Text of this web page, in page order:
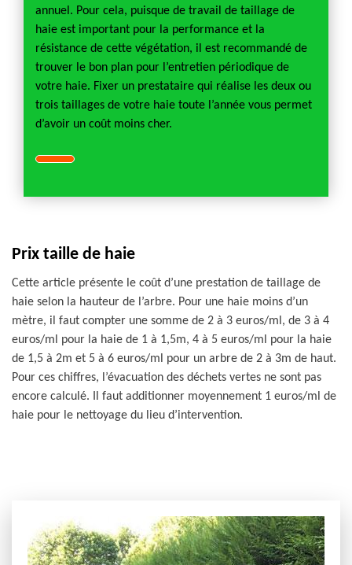
annuel. Pour cela, puisque de travail de taillage de
haie est important pour la performance et la
résistance de cette végétation, il est recommandé de
trouver le bon plan pour l’entretien périodique de
votre haie. Fixer un prestataire qui réalise les deux ou
trois taillages de votre haie toute l’année vous permet
d’avoir un coût moins cher.
Prix taille de haie
Cette article présente le coût d’une prestation de taillage de
haie selon la hauteur de l’arbre. Pour une haie moins d’un
mètre, il faut compter une somme de 2 à 3 euros/ml, de 3 à 4
euros/ml pour la haie de 1 à 1,5m, 4 à 5 euros/ml pour la haie
de 1,5 à 2m et 5 à 6 euros/ml pour un arbre de 2 à 3m de haut.
Pour ces chiffres, l’évacuation des déchets vertes ne sont pas
encore calculé. Il faut additionner moyennement 1 euros/ml de
haie pour le nettoyage du lieu d’intervention.